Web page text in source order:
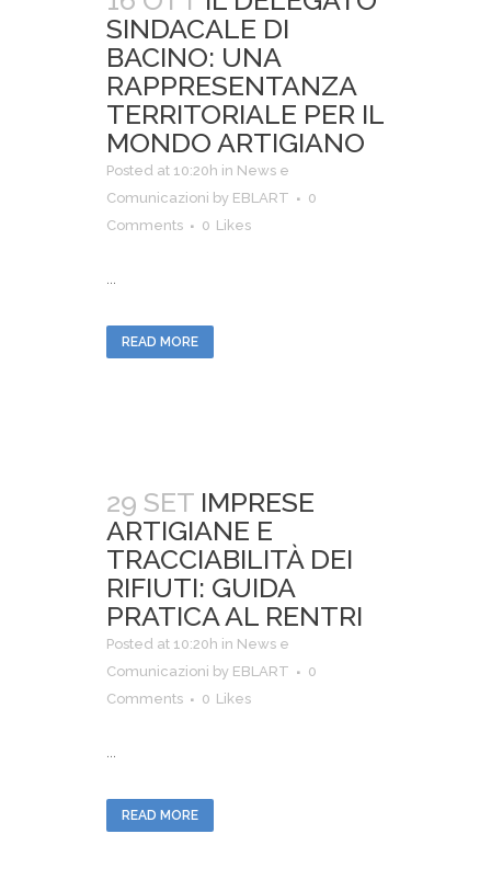
SINDACALE DI
BACINO: UNA
RAPPRESENTANZA
TERRITORIALE PER IL
MONDO ARTIGIANO
Posted at 10:20h in News e
Comunicazioni by EBLART
0
Comments
0 Likes
...
READ MORE
29 SET IMPRESE
ARTIGIANE E
TRACCIABILITÀ DEI
RIFIUTI: GUIDA
PRATICA AL RENTRI
Posted at 10:20h in News e
Comunicazioni by EBLART
0
Comments
0 Likes
...
READ MORE